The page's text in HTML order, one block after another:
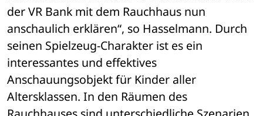
der VR Bank mit dem Rauchhaus nun
anschaulich erklären“, so Hasselmann. Durch
seinen Spielzeug-Charakter ist es ein
interessantes und effektives
Anschauungsobjekt für Kinder aller
Altersklassen. In den Räumen des